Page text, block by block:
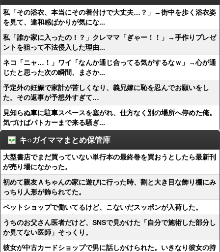
私「その浴衣、本当にその着付けで大丈夫…？」→街中を歩く浴衣姿
を見て、違和感ばかりが気にな...
私「誰か家に入ったの！？」クレママ「ぎゃー！！」→手作りプレゼ
ントを狙って不法侵入した理由...
ネコ「ニャ…！」ワイ「なんか通じ合ってる気がするなｗ」→心が通
じたと思った次の瞬間、まさか...
予定外の妊娠で家計が苦しくなり、義兄嫁に恥を忍んでお願いをし
た。その返事が予想外すぎて…
見知らぬ車に駐車スペースを塞がれ、仕方なく別の場所へ停めた俺。
気づけばパトカーまで来る騒ぎ...
キ○ガイママまとめ保管庫
大型書店でまだ買っていない単行本の最終巻を買おうとしたら最新刊
が売り場になかった。
初めて親友Ａちゃんの家に遊びに行った時、割と大き目な飾り棚にみ
っちり人形が飾られてた。
ペットショップで働いてるけど、こないだスッポンが入荷した。
うちのお父さん医者だけど、SNSで見かけた「自分で施術した部分し
か見てない医師」そっくり。
彼女が中古カードショップで男に話しかけられた。いきなり彼女の持